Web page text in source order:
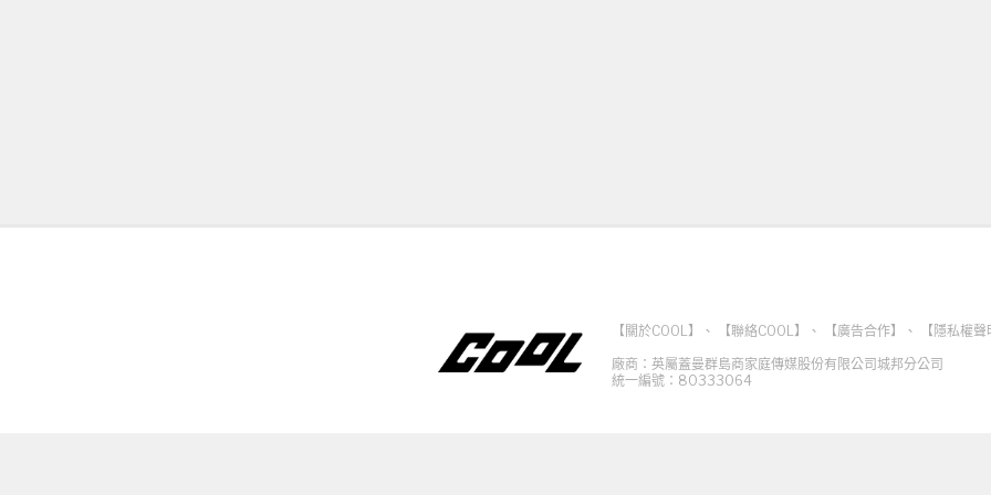
【關於COOL】 、 【聯絡COOL】 、 【廣告合作】 、
【隱私權
廠商：英屬蓋曼群島商家庭傳媒股份有限公司城邦分公司
統一編號：80333064